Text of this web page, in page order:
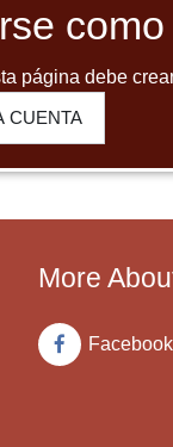
página debe
CUENTA
More
Facebook